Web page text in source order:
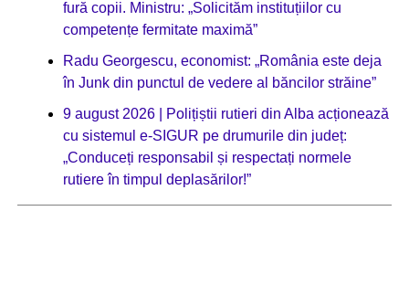
fură copii. Ministru: „Solicităm instituțiilor cu
competențe fermitate maximă”
Radu Georgescu, economist: „România este deja
în Junk din punctul de vedere al băncilor străine”
9 august 2026 | Polițiștii rutieri din Alba acționează
cu sistemul e-SIGUR pe drumurile din județ:
„Conduceți responsabil și respectați normele
rutiere în timpul deplasărilor!”